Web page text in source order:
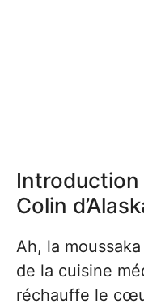
Introduction
Colin
Ah, la
de la cuisine
réchauffe le